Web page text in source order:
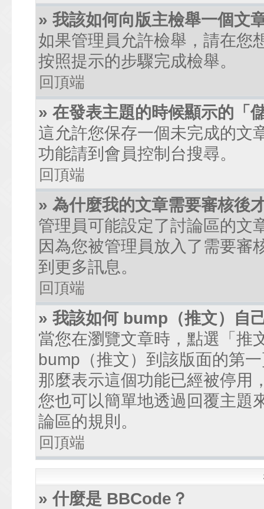
» 我該如何向版主檢舉一個文
如果管理員允許檢舉，請在您
按照提示的步驟完成檢舉。
回頂端
» 在發表主題的時候顯示的「
這允許您保存一個未完成的文
功能請到會員控制台搜尋。
回頂端
» 為什麼我的文章需要審核後
管理員可能設定了討論區的文
因為您被管理員放入了需要審
到更多訊息。
回頂端
» 我該如何 bump（推文）自
當您在瀏覽文章時，點選「推
bump（推文）到該版面的第
那麼表示這個功能已經被停用
您也可以簡單地透過回覆主題
論區的規則。
回頂端
» 什麼是 BBCode？